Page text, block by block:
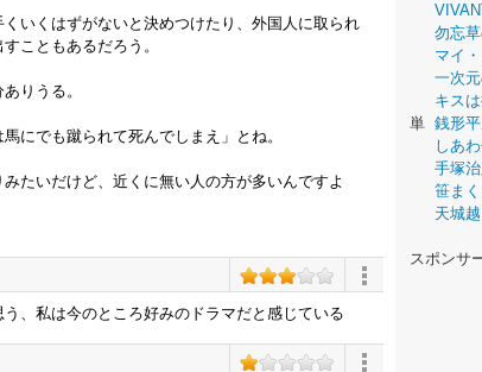
いくはずがないと決めつけたり、外国人に取られ
こともあるだろう。
りうる。
にでも蹴られて死んでしまえ」とね。
たいだけど、近くに無い人の方が多いんですよ
、私は今のところ好みのドラマだと感じている
勿忘
マイ
一次
キス
単 銭形
しあ
手塚
笹ま
天城
スポンサ